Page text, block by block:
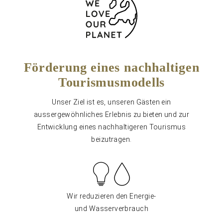
Förderung eines nachhaltigen
Tourismusmodells
Unser Ziel ist es, unseren Gästen ein
aussergewöhnliches Erlebnis zu bieten und zur
Entwicklung eines nachhaltigeren Tourismus
beizutragen.
Wir reduzieren den Energie-
und Wasserverbrauch